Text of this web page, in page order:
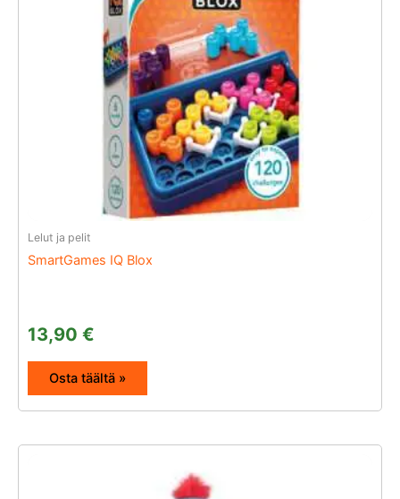
Lelut ja pelit
SmartGames IQ Blox
13,90 €
Osta täältä »